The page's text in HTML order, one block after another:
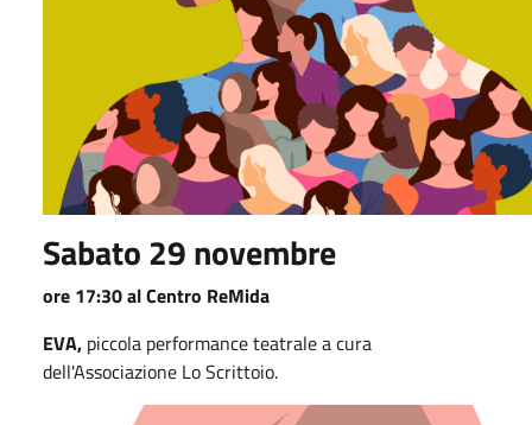
Sabato 29 novembre
ore 17:30 al Centro ReMida
EVA, piccola performance teatrale a cura
dell'Associazione Lo Scrittoio.